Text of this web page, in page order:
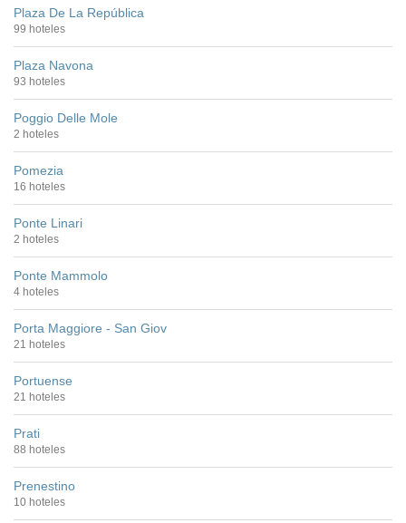
Plaza De La República
99 hoteles
Plaza Navona
93 hoteles
Poggio Delle Mole
2 hoteles
Pomezia
16 hoteles
Ponte Linari
2 hoteles
Ponte Mammolo
4 hoteles
Porta Maggiore - San Giov
21 hoteles
Portuense
21 hoteles
Prati
88 hoteles
Prenestino
10 hoteles